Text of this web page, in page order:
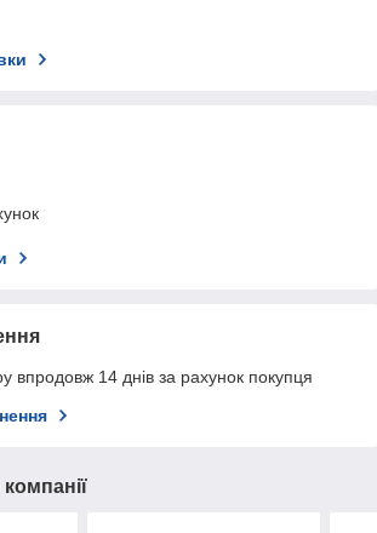
впродовж 14 днів за рахунок покупця